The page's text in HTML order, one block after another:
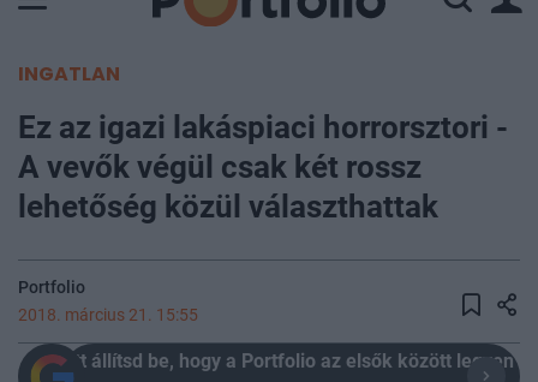
INGATLAN
Ez az igazi lakáspiaci horrorsztori -
A vevők végül csak két rossz
lehetőség közül választhattak
Portfolio
2018. március 21. 15:55
Itt állítsd be, hogy a Portfolio az elsők között legyen